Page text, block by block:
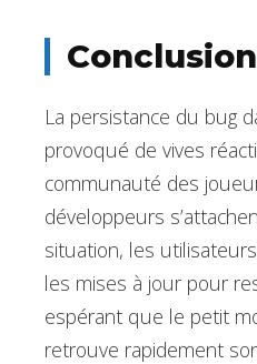
Conclusion
La persistance du bug
provoqué de vives
communauté des
développeurs
situation, les
les mises à jour pour
espérant que le petit
retrouve rapidement